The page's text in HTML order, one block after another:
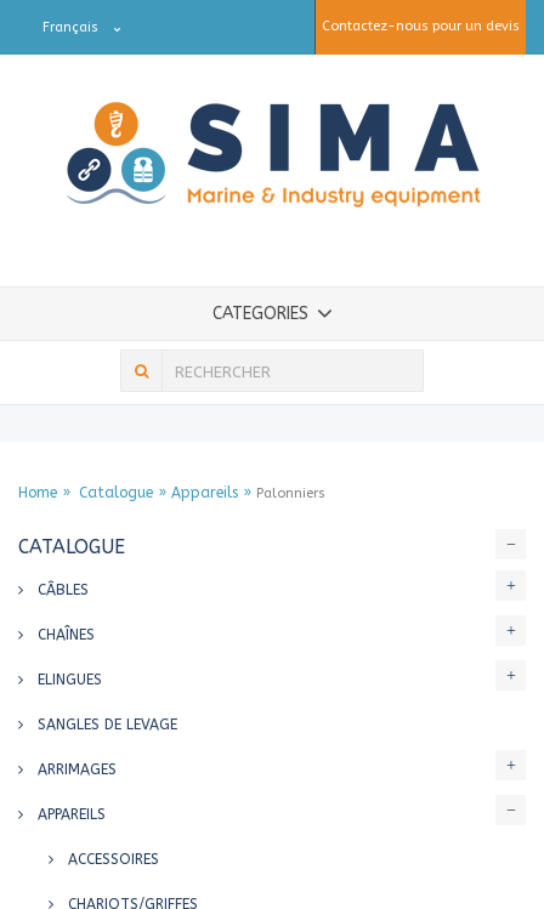
Français Contactez-nous pour un devis
CATEGORIES
Home Catalogue Appareils Palonniers
CATALOGUE
CÂBLES
CHAÎNES
ELINGUES
SANGLES DE LEVAGE
ARRIMAGES
APPAREILS
ACCESSOIRES
CHARIOTS/GRIFFES